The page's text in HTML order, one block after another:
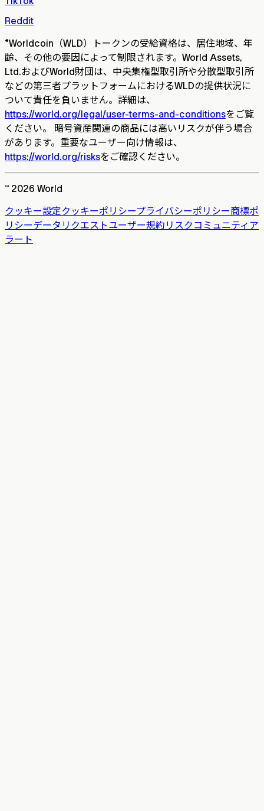
Reddit
*Worldcoin（WLD）トークンの受給資格は、居住地域、年
齢、その他の要因によって制限されます。World Assets,
Ltd.およびWorld財団は、中央集権型取引所や分散型取引所
などの第三者プラットフォームにおけるWLDの提供状況に
ついて責任を負いません。詳細は、
https://world.org/legal/user-terms-and-conditionsをご覧
ください。 暗号資産関連の商品には高いリスクが伴う場合
があります。重要なユーザー向け情報は、
https://world.org/risksをご確認ください。
™ 2026 World
クッキー設定クッキーポリシープライバシーポリシー商標ポ
リシーデータリクエストユーザー規約 リスク コミュニティア
ラート